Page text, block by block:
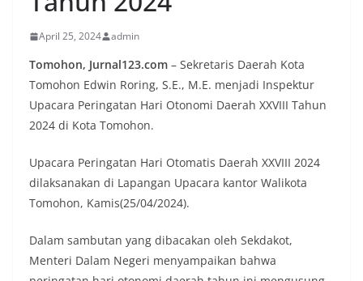
April 25, 2024 admin
Tomohon, Jurnal123.com – Sekretaris Daerah Kota
Tomohon Edwin Roring, S.E., M.E. menjadi Inspektur
Upacara Peringatan Hari Otonomi Daerah XXVIII Tahun
2024 di Kota Tomohon.
Upacara Peringatan Hari Otomatis Daerah XXVIII 2024
dilaksanakan di Lapangan Upacara kantor Walikota
Tomohon, Kamis(25/04/2024).
Dalam sambutan yang dibacakan oleh Sekdakot,
Menteri Dalam Negeri menyampaikan bahwa